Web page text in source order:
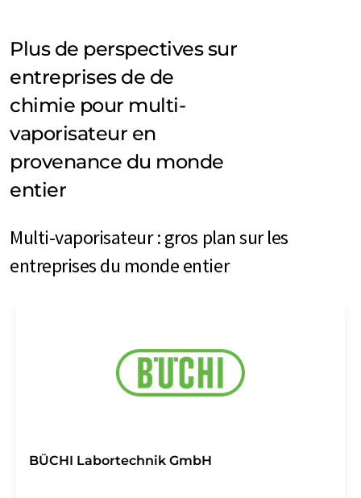
Plus de perspectives sur
entreprises de de
chimie pour multi-
vaporisateur en
provenance du monde
entier
Multi-vaporisateur : gros plan sur les
entreprises du monde entier
BÜCHI Labortechnik GmbH